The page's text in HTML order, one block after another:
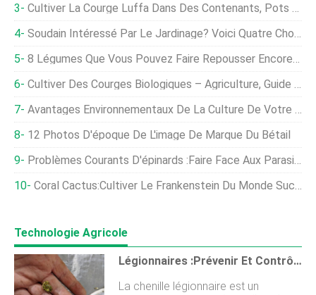
Cultiver La Courge Luffa Dans Des Contenants, Pots À La Maison
Soudain Intéressé Par Le Jardinage? Voici Quatre Choses Que Vous Pouvez Faire Dès Maintenant.
8 Légumes Que Vous Pouvez Faire Repousser Encore Et Encore
Cultiver Des Courges Biologiques – Agriculture, Guide De Plantation
Avantages Environnementaux De La Culture De Votre Propre Nourriture
12 Photos D'époque De L'image De Marque Du Bétail
Problèmes Courants D'épinards :faire Face Aux Parasites Et Aux Maladies Des Épinards
Coral Cactus:Cultiver Le Frankenstein Du Monde Succulent
Technologie Agricole
Légionnaires :Prévenir Et Contrôler Leurs Dégâts
La chenille légionnaire est un